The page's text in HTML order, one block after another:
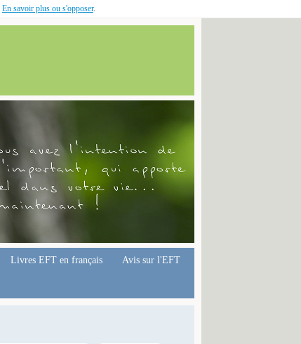
En savoir plus ou s'opposer.
Livres EFT en français Avis sur l'EFT